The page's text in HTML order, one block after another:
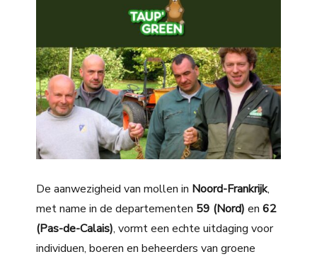
De aanwezigheid van mollen in Noord-Frankrijk,
met name in de departementen 59 (Nord) en62
(Pas-de-Calais), vormt een echte uitdaging voor
individuen, boeren en beheerders van groene